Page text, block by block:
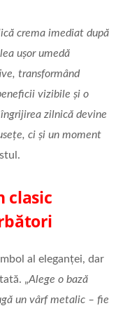
crema imediat după
ușor umedă
transformând
vizibile și o
zilnică devine
ci și un moment
clasic
al eleganței, dar
„Alege o bază
un vârf metalic – fie